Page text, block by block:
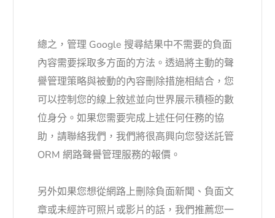
總之，管理 Google 搜尋結果中不需要的負面
內容需要採取多方面的方法。透過將主動的聲
譽管理策略與被動的內容刪除措施相結合，您
可以控制您的線上敘述並向世界展示積極的數
位身分。如果您需要完成上述任何任務的協
助，請聯絡我們，我們將很高興向您發送託管
ORM 網路聲譽管理服務的報價。
另外如果您想從網路上刪除負面新聞、負面文
章或未經許可照片或影片的話，我們推薦您一